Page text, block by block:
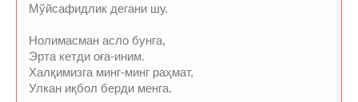
Мўйсафидлик дегани шу.
Нолимасман асло бунга,
Эрта кетди оға-иним.
Халқимизга минг-минг раҳмат,
Улкан иқбол берди менга.